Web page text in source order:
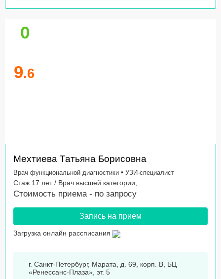
0
9.6
Мехтиева Татьяна Борисовна
Врач функциональной диагностики • УЗИ-специалист
Стаж 17 лет / Врач высшей категории,
Стоимость приема - по запросу
Запись на прием
Загрузка онлайн рассписания
г. Санкт-Петербург, Марата, д. 69, корп. В, БЦ
«Ренессанс-Плаза», эт. 5